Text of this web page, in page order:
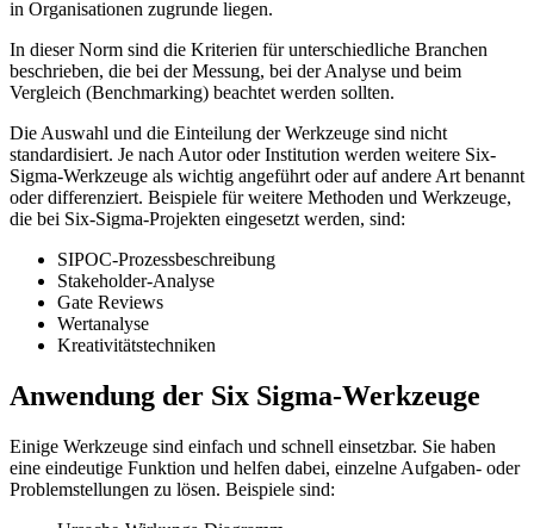
in Organisationen zugrunde liegen.
In dieser Norm sind die Kriterien für unterschiedliche Branchen
beschrieben, die bei der Messung, bei der Analyse und beim
Vergleich (Benchmarking) beachtet werden sollten.
Die Auswahl und die Einteilung der Werkzeuge sind nicht
standardisiert. Je nach Autor oder Institution werden weitere Six-
Sigma-Werkzeuge als wichtig angeführt oder auf andere Art benannt
oder differenziert. Beispiele für weitere Methoden und Werkzeuge,
die bei Six-Sigma-Projekten eingesetzt werden, sind:
SIPOC-Prozessbeschreibung
Stakeholder-Analyse
Gate Reviews
Wertanalyse
Kreativitätstechniken
Anwendung der Six Sigma-Werkzeuge
Einige Werkzeuge sind einfach und schnell einsetzbar. Sie haben
eine eindeutige Funktion und helfen dabei, einzelne Aufgaben- oder
Problemstellungen zu lösen. Beispiele sind: